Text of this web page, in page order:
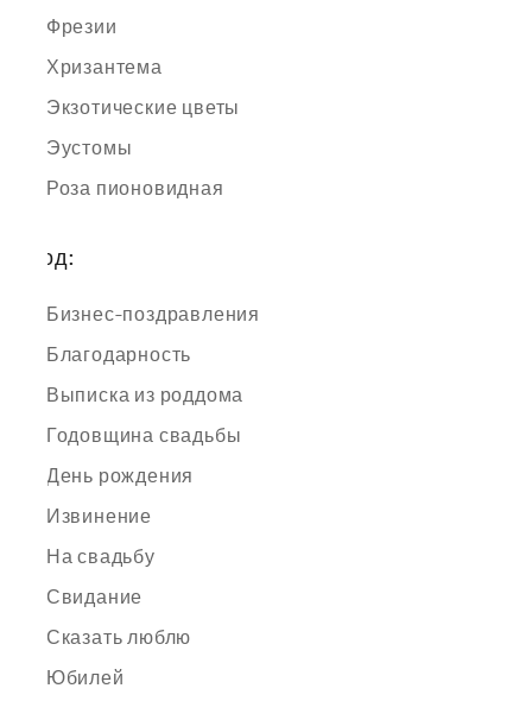
Фрезии
Хризантема
Экзотические цветы
Эустомы
Роза пионовидная
Повод:
Бизнес-поздравления
Благодарность
Выписка из роддома
Годовщина свадьбы
День рождения
Извинение
На свадьбу
Свидание
Сказать люблю
Юбилей